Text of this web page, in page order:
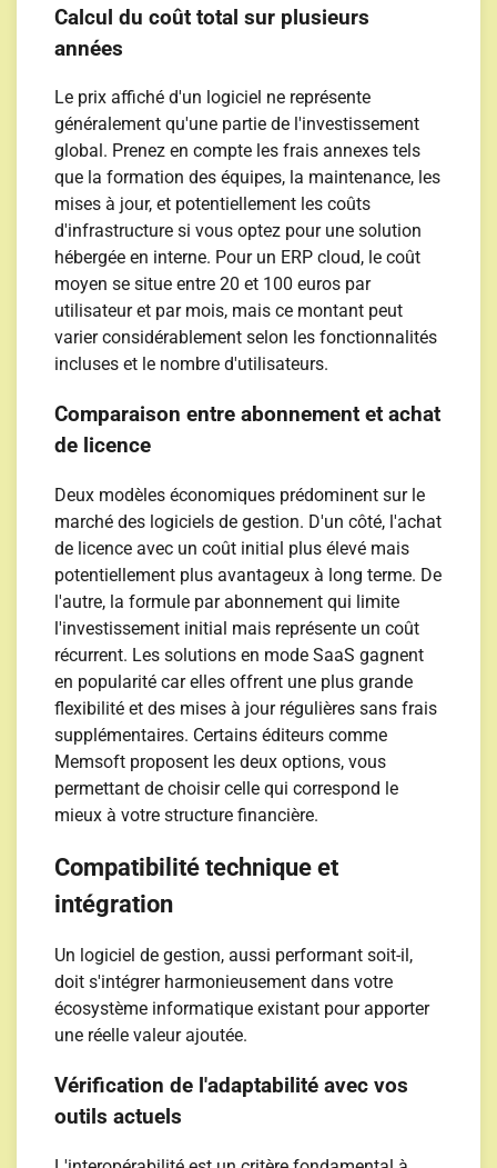
Calcul du coût total sur plusieurs
années
Le prix affiché d'un logiciel ne représente
généralement qu'une partie de l'investissement
global. Prenez en compte les frais annexes tels
que la formation des équipes, la maintenance, les
mises à jour, et potentiellement les coûts
d'infrastructure si vous optez pour une solution
hébergée en interne. Pour un ERP cloud, le coût
moyen se situe entre 20 et 100 euros par
utilisateur et par mois, mais ce montant peut
varier considérablement selon les fonctionnalités
incluses et le nombre d'utilisateurs.
Comparaison entre abonnement et achat
de licence
Deux modèles économiques prédominent sur le
marché des logiciels de gestion. D'un côté, l'achat
de licence avec un coût initial plus élevé mais
potentiellement plus avantageux à long terme. De
l'autre, la formule par abonnement qui limite
l'investissement initial mais représente un coût
récurrent. Les solutions en mode SaaS gagnent
en popularité car elles offrent une plus grande
flexibilité et des mises à jour régulières sans frais
supplémentaires. Certains éditeurs comme
Memsoft proposent les deux options, vous
permettant de choisir celle qui correspond le
mieux à votre structure financière.
Compatibilité technique et
intégration
Un logiciel de gestion, aussi performant soit-il,
doit s'intégrer harmonieusement dans votre
écosystème informatique existant pour apporter
une réelle valeur ajoutée.
Vérification de l'adaptabilité avec vos
outils actuels